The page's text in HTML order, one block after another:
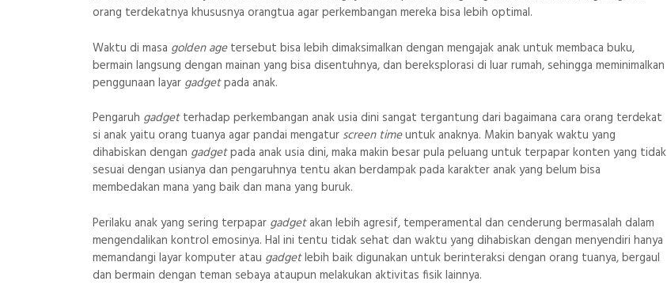
orang terdekatnya khususnya orangtua agar perkembangan mereka bisa lebih optimal.
Waktu di masa golden agetersebut bisa lebih dimaksimalkan dengan mengajak anak untuk membaca buku,
bermain langsung dengan mainan yang bisa disentuhnya, dan bereksplorasi di luar rumah, sehingga meminimalkan
penggunaan layar gadgetpada anak.
Pengaruh gadgetterhadap perkembangan anak usia dini sangat tergantung dari bagaimana cara orang terdekat
si anak yaitu orang tuanya agar pandai mengatur screen timeuntuk anaknya. Makin banyak waktu yang
dihabiskan dengan gadgetpada anak usia dini, maka makin besar pula peluang untuk terpapar konten yang tidak
sesuai dengan usianya dan pengaruhnya tentu akan berdampak pada karakter anak yang belum bisa
membedakan mana yang baik dan mana yang buruk.
Perilaku anak yang sering terpapar gadgetakan lebih agresif, temperamental dan cenderung bermasalah dalam
mengendalikan kontrol emosinya. Hal ini tentu tidak sehat dan waktu yang dihabiskan dengan menyendiri hanya
memandangi layar komputer atau gadgetlebih baik digunakan untuk berinteraksi dengan orang tuanya, bergaul
dan bermain dengan teman sebaya ataupun melakukan aktivitas fisik lainnya.